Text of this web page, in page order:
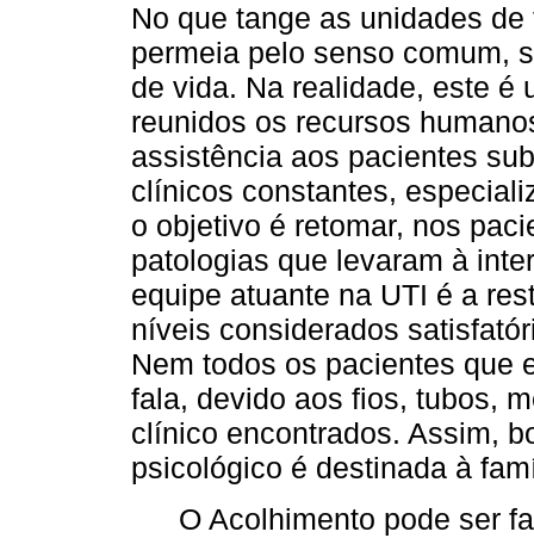
No que tange as unidades
permeia pelo senso comum,
de vida. Na realidade, este é
reunidos os recursos
assistência aos pacientes
clínicos constantes,
o objetivo é retomar, nos
patologias que levaram à
equipe atuante na UTI é a
níveis considerados
Nem todos os pacientes que
fala, devido aos fios, tubos,
clínico encontrados. Assim,
psicológico é destinada à
O Acolhimento pode ser